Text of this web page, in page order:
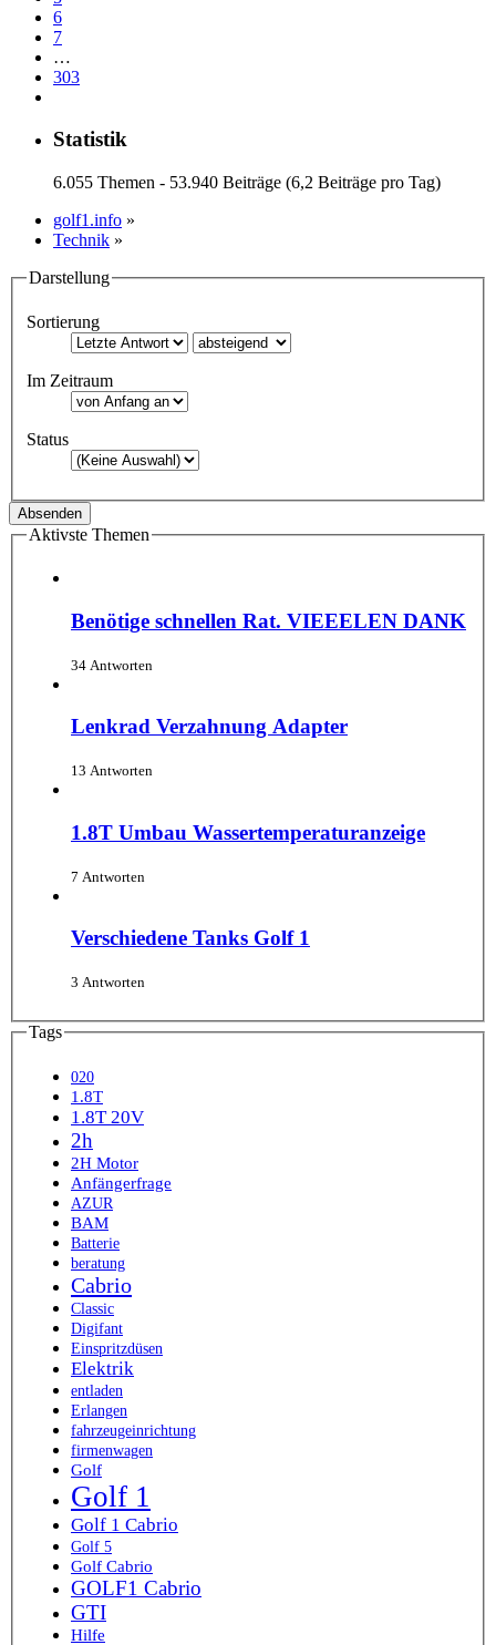
6
7
…
303
Statistik
6.055 Themen - 53.940 Beiträge (6,2 Beiträge pro Tag)
golf1.info »
Technik »
Darstellung
Sortierung
Im Zeitraum
Status
Aktivste Themen
Benötige schnellen Rat. VIEEELEN DANK
34 Antworten
Lenkrad Verzahnung Adapter
13 Antworten
1.8T Umbau Wassertemperaturanzeige
7 Antworten
Verschiedene Tanks Golf 1
3 Antworten
Tags
020
1.8T
1.8T 20V
2h
2H Motor
Anfängerfrage
AZUR
BAM
Batterie
beratung
Cabrio
Classic
Digifant
Einspritzdüsen
Elektrik
entladen
Erlangen
fahrzeugeinrichtung
firmenwagen
Golf
Golf 1
Golf 1 Cabrio
Golf 5
Golf Cabrio
GOLF1 Cabrio
GTI
Hilfe